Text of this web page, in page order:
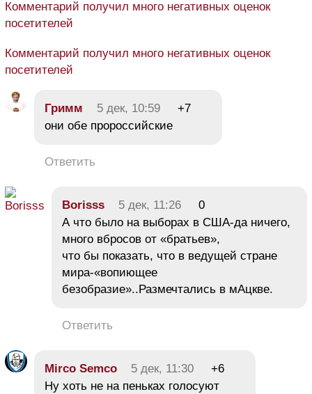
Комментарий получил много негативных оценок
посетителей
Комментарий получил много негативных оценок
посетителей
Гримм 5 дек, 10:59
+7
они обе пророссийские
Ответить
Borisss 5 дек, 11:26
0
А что было на выборах в США-да ничего,
много вбросов от «братьев»,
что бы показать, что в ведущей стране
мира-«вопиющее
безобразие»..Размечтались в мАцкве.
Ответить
Mirco Semco 5 дек, 11:30
+6
Ну хоть не на пеньках голосуют